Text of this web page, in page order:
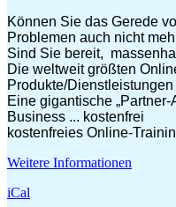
Marketing
Können Sie das Gerede
Problemen auch nicht
Sind Sie bereit,
Die weltweit größten
Produkte/Dienstleistungen
Eine gigantische
Business ... kostenfrei
kostenfreies Online-
Weitere Informationen
iCal